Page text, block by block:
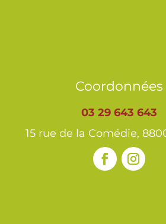
Coordonnées
03 29 643 643
15 rue de la Comédie,